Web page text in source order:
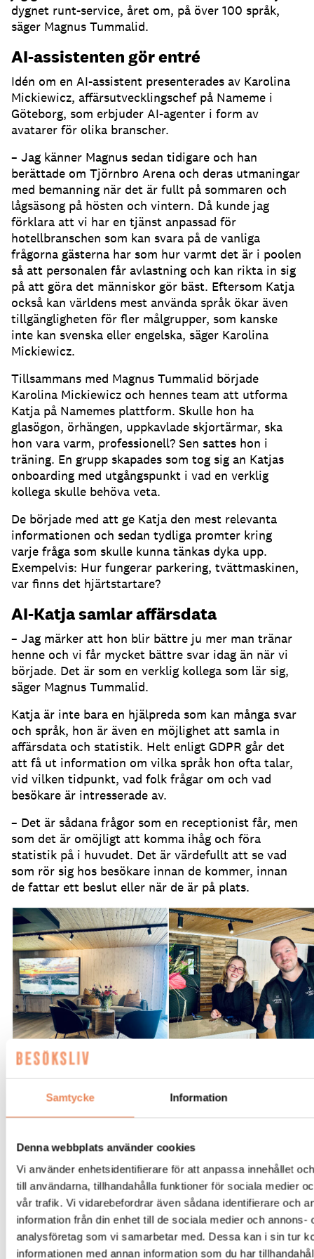
Samtycke Information
Denna webbplats använder cookies
Vi använder enhetsidentifierare för att anpassa innehållet
till användarna, tillhandahålla funktioner för sociala medier
vår trafik. Vi vidarebefordrar även sådana identifierare och
information från din enhet till de sociala medier och annons-
analysföretag som vi samarbetar med. Dessa kan i sin tur
informationen med annan information som du har
dygnet runt-service, året om, på över 100 språk,
säger Magnus Tummalid.
AI-assistenten gör entré
Idén om en AI-assistent presenterades av Karolina
Mickiewicz, affärsutvecklingschef på Nameme i
Göteborg, som erbjuder AI-agenter i form av
avatarer för olika branscher.
– Jag känner Magnus sedan tidigare och han
berättade om Tjörnbro Arena och deras utmaningar
med bemanning när det är fullt på sommaren och
lågsäsong på hösten och vintern. Då kunde jag
förklara att vi har en tjänst anpassad för
hotellbranschen som kan svara på de vanliga
frågorna gästerna har som hur varmt det är i poolen
så att personalen får avlastning och kan rikta in sig
på att göra det människor gör bäst. Eftersom Katja
också kan världens mest använda språk ökar även
tillgängligheten för fler målgrupper, som kanske
inte kan svenska eller engelska, säger Karolina
Mickiewicz.
Tillsammans med Magnus Tummalid började
Karolina Mickiewicz och hennes team att utforma
Katja på Namemes plattform. Skulle hon ha
glasögon, örhängen, uppkavlade skjortärmar, ska
hon vara varm, professionell? Sen sattes hon i
träning. En grupp skapades som tog sig an Katjas
onboarding med utgångspunkt i vad en verklig
kollega skulle behöva veta.
De började med att ge Katja den mest relevanta
informationen och sedan tydliga promter kring
varje fråga som skulle kunna tänkas dyka upp.
Exempelvis: Hur fungerar parkering, tvättmaskinen,
var finns det hjärtstartare?
AI-Katja samlar affärsdata
– Jag märker att hon blir bättre ju mer man tränar
henne och vi får mycket bättre svar idag än när vi
började. Det är som en verklig kollega som lär sig,
säger Magnus Tummalid.
Katja är inte bara en hjälpreda som kan många svar
och språk, hon är även en möjlighet att samla in
affärsdata och statistik. Helt enligt GDPR går det
att få ut information om vilka språk hon ofta talar,
vid vilken tidpunkt, vad folk frågar om och vad
besökare är intresserade av.
– Det är sådana frågor som en receptionist får, men
som det är omöjligt att komma ihåg och föra
statistik på i huvudet. Det är värdefullt att se vad
som rör sig hos besökare innan de kommer, innan
de fattar ett beslut eller när de är på plats.
Magnus Tummalid.
”Kommer det försvinna jobb nu?”
Hur har Katja tagits emot av kollegorna på Tjörnbro
Arena? Magnus Tummalid förklarar att det fanns en
ganska stor skepsis efter att han introducerat idén
om en AI-assistent.Kommer det att försvinna jobb
nu? Tvärtom.
– Vi har inte sagt upp vår ordinarie
receptionspersonal, utan istället förstärkt med en